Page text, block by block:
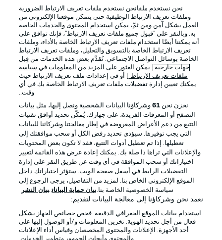
الإعلانات الإخطارات القانونية
شروط الاستخدام القنوات الناقلة
الوظائف جهة النشر
تواصل معنا اللاعبون
نحن نستخدم ملفانحن نستخدم ملفات تعريف الارتباط الضرورية
وملفات تعريف الارتباط الوظيفية حتى يتمكن موقعنا الإلكتروني من
العمل بشكل آمن ومن ثمَّ، يمكن استخدام المحتوى والخدمات الخاصة
به. وبالنقر على "قبول جميع ملفات تعريف الارتباط"، فإنك توافق على
أنه يمكننا أيضًا استخدام ملفات تعريف الارتباط الخاصة بالأداء، وملفات
تعريف الارتباط الخاصة بالتسويق والتحليل، وملفات تعريف الارتباط
الخاصة بوسائل التواصل الاجتماعي. تُقدَّم بعض هذه الخدمات من قِبل
جهات خارجية . يمكن العثور على المزيد من المعلومات في سياسة
ملفات تعريف الارتباط
] أو في إعدادات ملف تعريف الارتباط حيث
يمكنك تعيين إدارة تفضيلات ملفات تعريف الارتباط الخاصة بك في أي
وقت..
نخزن نحن 61وشركاؤنا البيانات الشخصية ونصل إليها، مثل بيانات
التصفح أو المعرفات الفريدة، على جهازك. يُمكّن تحديد أوافق تقنيات
التتبع من دعم الأغراض المعروضة في إطار معالجتنا وشركائنا للبيانات
التي يجب توفيرها. سيؤدي تحديد رفض الكل أو سحب موافقتك إلى
تعطيلها. إذا تم تعطيل أدوات التتبع، فقد لا تكون بعض المحتويات
والإعلانات التي تراها ذا صلة بك. يمكنك إعادة عرض هذه القائمة لتغيير
اختياراتك أو سحب الموافقة في أي وقت عن طريق النقر على إدارة
التفضيلات الرابط في أسفل صفحة الويب. ستؤثر اختياراتك داخل
الموقع الإلكتروني الخاص بنا. لمزيد من التفاصيل، يرجى الرجوع إلى
سياسة الخصوصية الخاصة بنا.بيان حماية البيانات بيان النشر
نعمد نحن وشركاؤنا إلى معالجة البيانات لتقديم:
استخدام بيانات الموقع الجغرافي الدقيقة. فحص خصائص الجهاز بشكل
فعال من أجل تحديد الهوية. تخزين المعلومات و/أو الوصول إليها على
أحد الأجهزة. الإعلانات والمحتوى المخصصان وقياس أداء الإعلانات